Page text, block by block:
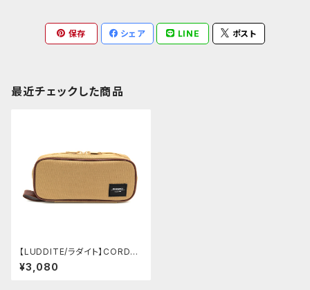
保存 シェア LINE ポスト
最近チェックした商品
【LUDDITE/ラダイト】CORDU
RA リゾネートペンケース・ラー
ジ (ベージュ)
¥3,080